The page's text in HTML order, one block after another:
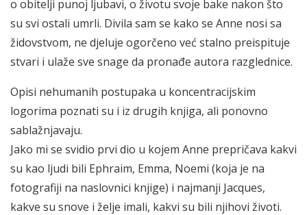
o obitelji punoj ljubavi, o životu svoje bake nakon što
su svi ostali umrli. Divila sam se kako se Anne nosi sa
židovstvom, ne djeluje ogorčeno već stalno preispituje
stvari i ulaže sve snage da pronađe autora razglednice.
Opisi nehumanih postupaka u koncentracijskim
logorima poznati su i iz drugih knjiga, ali ponovno
sablažnjavaju.
Jako mi se svidio prvi dio u kojem Anne prepričava kakvi
su kao ljudi bili Ephraim, Emma, Noemi (koja je na
fotografiji na naslovnici knjige) i najmanji Jacques,
kakve su snove i želje imali, kakvi su bili njihovi životi.